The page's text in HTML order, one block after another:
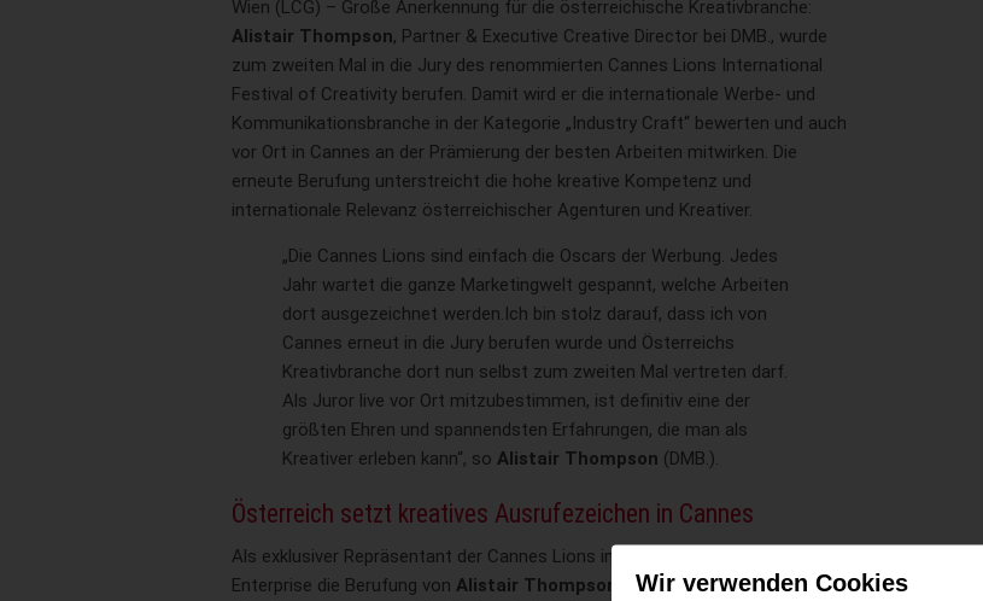
Wir verwenden Cookies
Wien (LCG) – Große Anerkennung für die österreichische Kreativbranche:
Alistair Thompson, Partner & Executive Creative Director bei DMB., wurde
zum zweiten Mal in die Jury des renommierten Cannes Lions International
Festival of Creativity berufen. Damit wird er die internationale Werbe- und
Kommunikationsbranche in der Kategorie „Industry Craft“ bewerten und auch
vor Ort in Cannes an der Prämierung der besten Arbeiten mitwirken. Die
erneute Berufung unterstreicht die hohe kreative Kompetenz und
internationale Relevanz österreichischer Agenturen und Kreativer.
„Die Cannes Lions sind einfach die Oscars der Werbung. Jedes
Jahr wartet die ganze Marketingwelt gespannt, welche Arbeiten
dort ausgezeichnet werden.Ich bin stolz darauf, dass ich von
Cannes erneut in die Jury berufen wurde und Österreichs
Kreativbranche dort nun selbst zum zweiten Mal vertreten darf.
Als Juror live vor Ort mitzubestimmen, ist definitiv eine der
größten Ehren und spannendsten Erfahrungen, die man als
Kreativer erleben kann“, so Alistair Thompson (DMB.).
Österreich setzt kreatives Ausrufezeichen in Cannes
Als exklusiver Repräsentant der Cannes Lions in Österreich begrüßt die ORF-
Enterprise die Berufung von Alistair Thompson
in die Final Jury. Seine